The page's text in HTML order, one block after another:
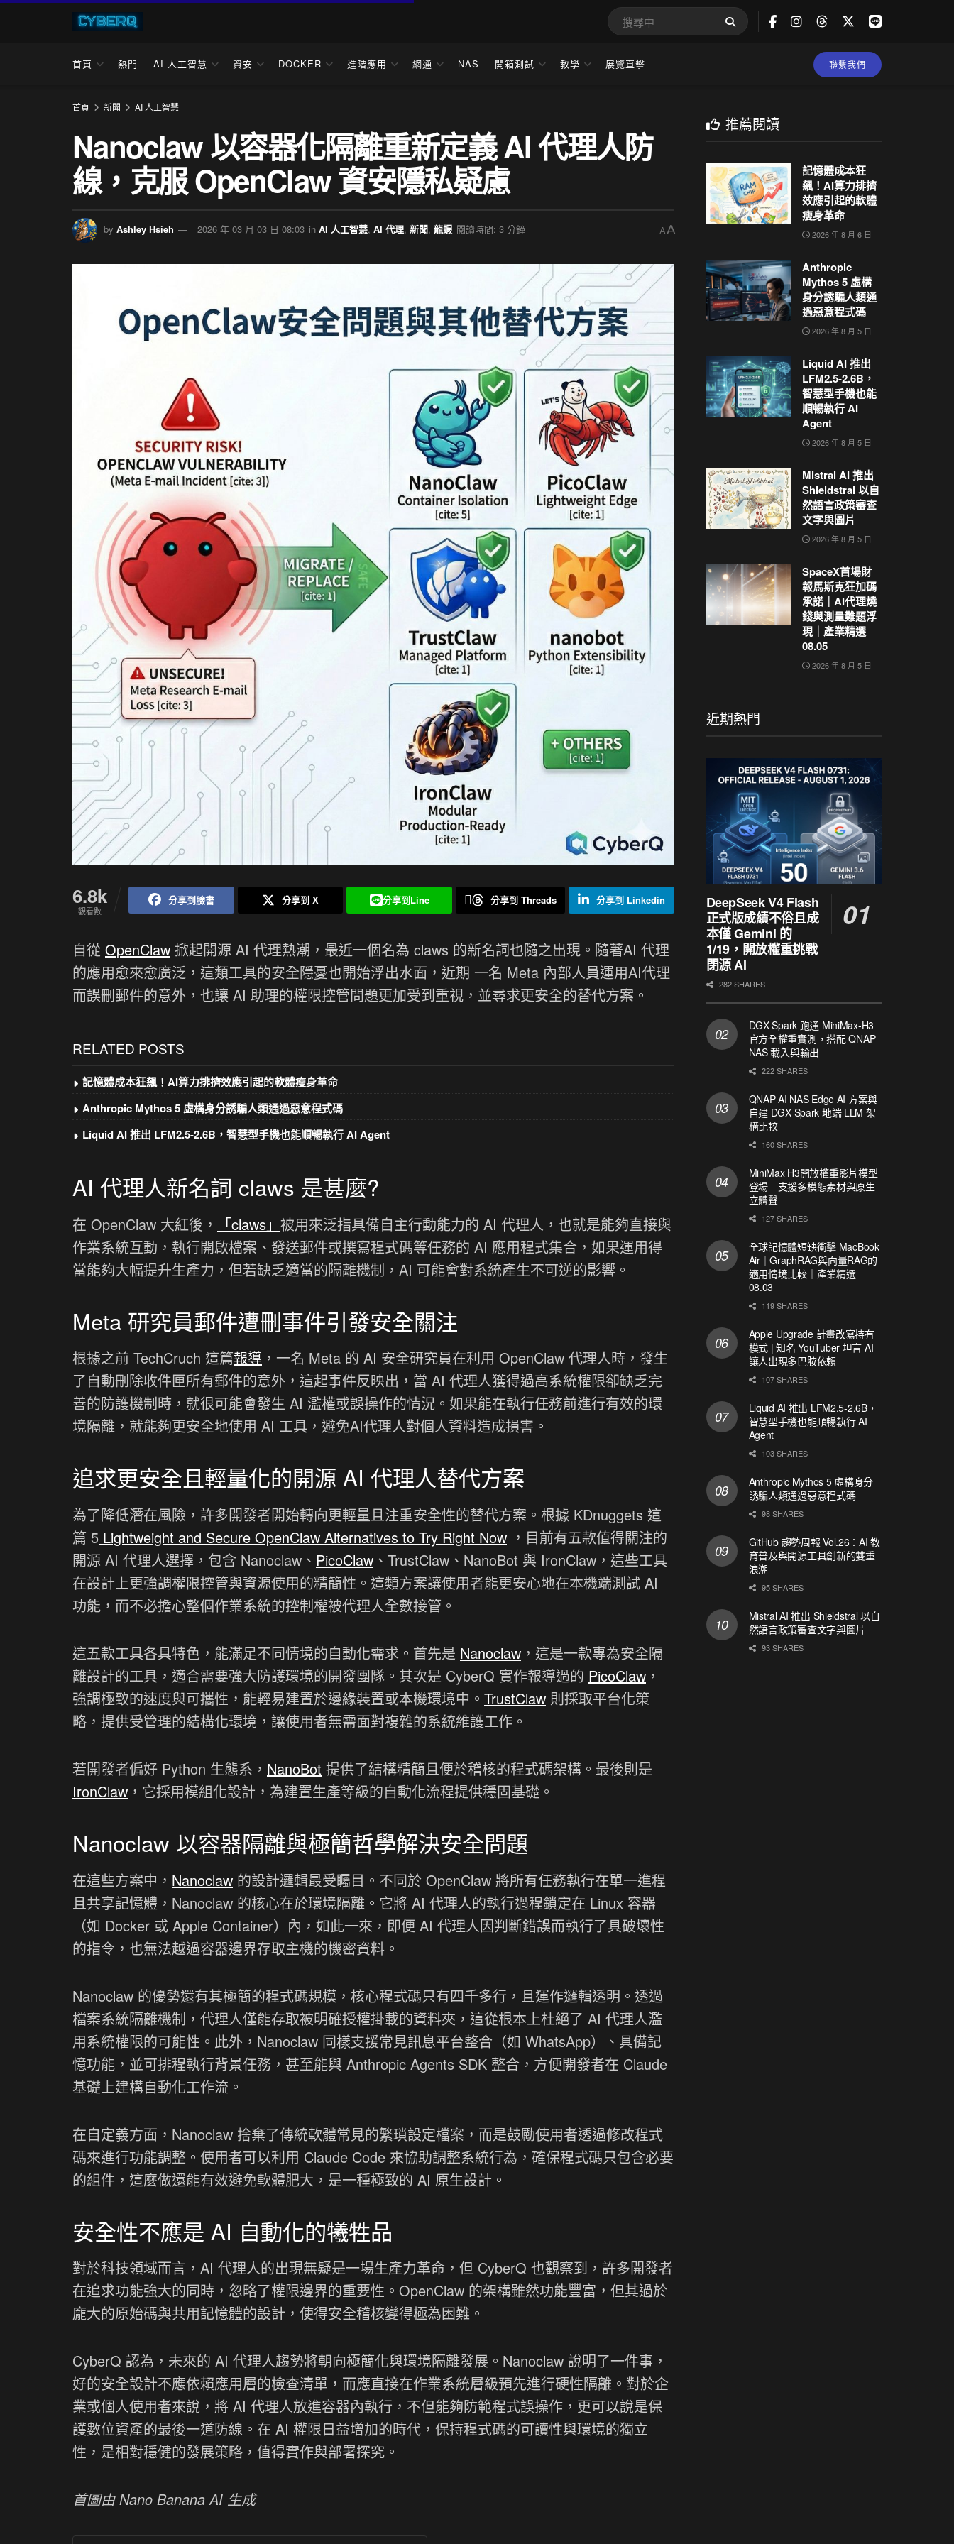
首頁 熱門 AI 人工智慧 資安 DOCKER 進階應用 網通 NAS 開箱測試 教學 展覽直擊 聯繫我們
首頁 新聞 AI 人工智慧
Nanoclaw 以容器化隔離重新定義 AI 代理人防
線，克服 OpenClaw 資安隱私疑慮
by Ashley Hsieh 2026 年 03 月 03 日 08:03 in AI 人工智慧, AI 代理, 新聞, 龍蝦 閱讀時間: 3 分鐘 AA
6.8k
觀看數
分享到臉書 分享到 X 分享到Line 分享到 Threads 分享到 Linkedin
自從 OpenClaw 掀起開源 AI 代理熱潮，最近一個名為 claws 的新名詞也隨之出現。隨著AI 代理
的應用愈來愈廣泛，這類工具的安全隱憂也開始浮出水面，近期 一名 Meta 內部人員運用AI代理
而誤刪郵件的意外，也讓 AI 助理的權限控管問題更加受到重視，並尋求更安全的替代方案。
RELATED POSTS
記憶體成本狂飆！AI算力排擠效應引起的軟體瘦身革命
Anthropic Mythos 5 虛構身分誘騙人類通過惡意程式碼
Liquid AI 推出 LFM2.5-2.6B，智慧型手機也能順暢執行 AI Agent
AI 代理人新名詞 claws 是甚麼?
在 OpenClaw 大紅後， 「claws」 被用來泛指具備自主行動能力的 AI 代理人，也就是能夠直接與
作業系統互動，執行開啟檔案、發送郵件或撰寫程式碼等任務的 AI 應用程式集合，如果運用得
當能夠大幅提升生產力，但若缺乏適當的隔離機制，AI 可能會對系統產生不可逆的影響。
Meta 研究員郵件遭刪事件引發安全關注
根據之前 TechCruch 這篇報導 ，一名 Meta 的 AI 安全研究員在利用 OpenClaw 代理人時，發生
了自動刪除收件匣所有郵件的意外，這起事件反映出，當 AI 代理人獲得過高系統權限卻缺乏完
善的防護機制時，就很可能會發生 AI 濫權或誤操作的情況。如果能在執行任務前進行有效的環
境隔離，就能夠更安全地使用 AI 工具，避免AI代理人對個人資料造成損害。
追求更安全且輕量化的開源 AI 代理人替代方案
為了降低潛在風險，許多開發者開始轉向更輕量且注重安全性的替代方案。根據 KDnuggets 這
篇 5 Lightweight and Secure OpenClaw Alternatives to Try Right Now ，目前有五款值得關注的
開源 AI 代理人選擇，包含 Nanoclaw、 PicoClaw 、TrustClaw、NanoBot 與 IronClaw，這些工具
在設計上更強調權限控管與資源使用的精簡性。這類方案讓使用者能更安心地在本機端測試 AI
功能，而不必擔心整個作業系統的控制權被代理人全數接管。
這五款工具各具特色，能滿足不同情境的自動化需求。首先是 Nanoclaw ，這是一款專為安全隔
離設計的工具，適合需要強大防護環境的開發團隊。其次是 CyberQ 實作報導過的 PicoClaw ，
強調極致的速度與可攜性，能輕易建置於邊緣裝置或本機環境中。 TrustClaw 則採取平台化策
略，提供受管理的結構化環境，讓使用者無需面對複雜的系統維護工作。
若開發者偏好 Python 生態系， NanoBot 提供了結構精簡且便於稽核的程式碼架構。最後則是
IronClaw ，它採用模組化設計，為建置生產等級的自動化流程提供穩固基礎。
Nanoclaw 以容器隔離與極簡哲學解決安全問題
在這些方案中， Nanoclaw 的設計邏輯最受矚目。不同於 OpenClaw 將所有任務執行在單一進程
且共享記憶體，Nanoclaw 的核心在於環境隔離。它將 AI 代理人的執行過程鎖定在 Linux 容器
（如 Docker 或 Apple Container）內，如此一來，即便 AI 代理人因判斷錯誤而執行了具破壞性
的指令，也無法越過容器邊界存取主機的機密資料。
Nanoclaw 的優勢還有其極簡的程式碼規模，核心程式碼只有四千多行，且運作邏輯透明。透過
檔案系統隔離機制，代理人僅能存取被明確授權掛載的資料夾，這從根本上杜絕了 AI 代理人濫
用系統權限的可能性。此外，Nanoclaw 同樣支援常見訊息平台整合（如 WhatsApp）、具備記
憶功能，並可排程執行背景任務，甚至能與 Anthropic Agents SDK 整合，方便開發者在 Claude
基礎上建構自動化工作流。
在自定義方面，Nanoclaw 捨棄了傳統軟體常見的繁瑣設定檔案，而是鼓勵使用者透過修改程式
碼來進行功能調整。使用者可以利用 Claude Code 來協助調整系統行為，確保程式碼只包含必要
的組件，這麼做還能有效避免軟體肥大，是一種極致的 AI 原生設計。
安全性不應是 AI 自動化的犧牲品
對於科技領域而言，AI 代理人的出現無疑是一場生產力革命，但 CyberQ 也觀察到，許多開發者
在追求功能強大的同時，忽略了權限邊界的重要性。OpenClaw 的架構雖然功能豐富，但其過於
龐大的原始碼與共用記憶體的設計，使得安全稽核變得極為困難。
CyberQ 認為，未來的 AI 代理人趨勢將朝向極簡化與環境隔離發展。Nanoclaw 說明了一件事，
好的安全設計不應依賴應用層的檢查清單，而應直接在作業系統層級預先進行硬性隔離。對於企
業或個人使用者來說，將 AI 代理人放進容器內執行，不但能夠防範程式誤操作，更可以說是保
護數位資產的最後一道防線。在 AI 權限日益增加的時代，保持程式碼的可讀性與環境的獨立
性，是相對穩健的發展策略，值得實作與部署探究。
首圖由 Nano Banana AI 生成
推薦閱讀
記憶體成本狂
飆！AI算力排擠
效應引起的軟體
瘦身革命
2026 年 8 月 6 日
Anthropic
Mythos 5 虛構
身分誘騙人類通
過惡意程式碼
2026 年 8 月 5 日
Liquid AI 推出
LFM2.5-2.6B，
智慧型手機也能
順暢執行 AI
Agent
2026 年 8 月 5 日
Mistral AI 推出
Shieldstral 以自
然語言政策審查
文字與圖片
2026 年 8 月 5 日
SpaceX首場財
報馬斯克狂加碼
承諾｜AI代理燒
錢與測量難題浮
現｜產業精選
08.05
2026 年 8 月 5 日
近期熱門
DeepSeek V4 Flash
正式版成績不俗且成
本僅 Gemini 的
1/19，開放權重挑戰
閉源 AI
282 SHARES
DGX Spark 跑通 MiniMax-H3
官方全權重實測，搭配 QNAP
NAS 載入與輸出
222 SHARES
QNAP AI NAS Edge AI 方案與
自建 DGX Spark 地端 LLM 架
構比較
160 SHARES
MiniMax H3開放權重影片模型
登場 支援多模態素材與原生
立體聲
127 SHARES
全球記憶體短缺衝擊 MacBook
Air｜GraphRAG與向量RAG的
適用情境比較｜產業精選
08.03
119 SHARES
Apple Upgrade 計畫改寫持有
模式 | 知名 YouTuber 坦言 AI
讓人出現多巴胺依賴
107 SHARES
Liquid AI 推出 LFM2.5-2.6B，
智慧型手機也能順暢執行 AI
Agent
103 SHARES
Anthropic Mythos 5 虛構身分
誘騙人類通過惡意程式碼
98 SHARES
GitHub 趨勢周報 Vol.26：AI 教
育普及與開源工具創新的雙重
浪潮
95 SHARES
Mistral AI 推出 Shieldstral 以自
然語言政策審查文字與圖片
93 SHARES